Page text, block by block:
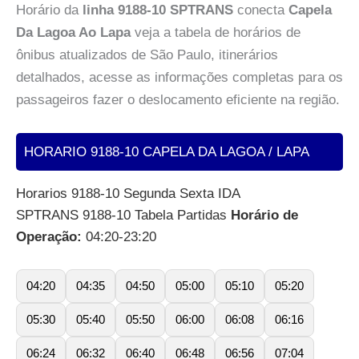
Horário da linha 9188-10 SPTRANS conecta Capela
Da Lagoa Ao Lapaveja a tabela de horários de
ônibus atualizados de São Paulo, itinerários
detalhados, acesse as informações completas para os
passageiros fazer o deslocamento eficiente na região.
HORARIO 9188-10 CAPELA DA LAGOA / LAPA
Horarios 9188-10 Segunda Sexta IDA
SPTRANS 9188-10 Tabela Partidas Horário de
Operação: 04:20-23:20
04:20 04:35 04:50 05:00 05:10 05:20
05:30 05:40 05:50 06:00 06:08 06:16
06:24 06:32 06:40 06:48 06:56 07:04